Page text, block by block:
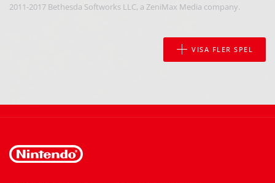
2011-2017 Bethesda Softworks LLC, a ZeniMax Media company.
VISA FLER SPEL